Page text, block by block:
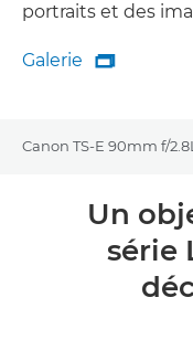
portraits et des
Galerie
Galerie

Canon TS-E 90mm f/
Présentation
Caractéristiques
Un
série